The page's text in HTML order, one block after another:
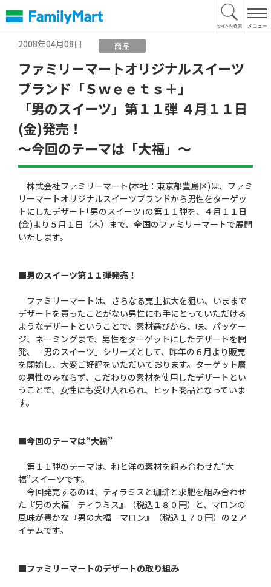
文
へ
2008年04月08日
商品
ファミリーマートオリジナルスイーツ
ブランド「Ｓｗｅｅｔｓ＋」
「男のスイーツ」第１１弾 ４月１１日
(金)発売！
〜今回のテーマは「大福」〜
株式会社ファミリーマート(本社：東京都豊島区)は、ファミ
リーマートオリジナルスイーツブランドから男性をターゲッ
トにしたデザート｢男のスイーツ｣の第１１弾を、４月１１日
(金)より５月１日（木）まで、全国のファミリーマートで展開
いたします。
■男のスイーツ第１１弾発売！
ファミリーマートは、さらなる売上拡大を狙い、いままで
デザートを買ったことがない男性にも手にとっていただける
ようなデザートということで、素材選びから、味、パッケー
ジ、ネーミングまで、男性をターゲットにしたデザートを開
発、「男のスイーツ」シリーズとして、昨年の６月より販売
を開始し、大変ご好評をいただいております。ターゲット層
の男性のみならず、こだわりの素材を使用したデザートとい
うことで、女性にも受け入れられ、ヒット商品となっていま
す。
■今回のテーマは“大福”
第１１弾のテーマは、和と洋の素材を組み合わせた“大
福”スイーツです。
今回発売するのは、ティラミスと珈琲と求肥を組み合わせ
た『男の大福 ティラミス』（税込１８０円）と、マロンの
風味が豊かな『男の大福 マロン』（税込１７０円）の２ア
イテムです。
■ファミリーマートのデザートの取り組み